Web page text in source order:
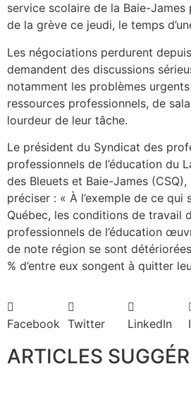
service scolaire de la Baie-
de la grève ce jeudi, le temps
Les négociations perdurent
demandent des discussions
notamment les problèmes
ressources professionnels, de
lourdeur de leur tâche.
Le président du Syndicat des
professionnels de l’éducation du
des Bleuets et Baie-James
préciser : « À l’exemple de ce qui
Québec, les conditions de travail
professionnels de l’éducation
de note région se sont
% d’entre eux songent à quitter
Facebook Twitter LinkedIn
ARTICLES